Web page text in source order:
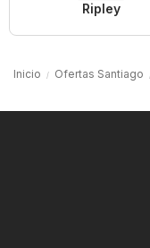
Ripley
Inicio Ofertas Santiago